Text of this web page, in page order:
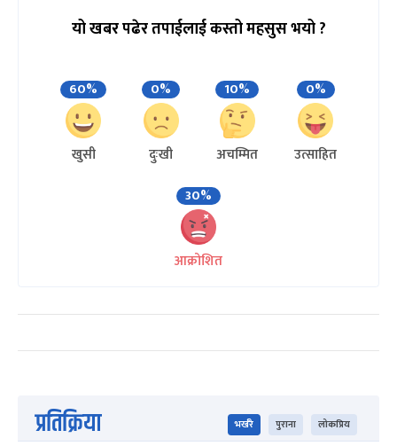
यो खबर पढेर तपाईलाई कस्तो महसुस भयो ?
60%
खुसी
0%
दुःखी
10%
अचम्मित
0%
उत्साहित
30%
आक्रोशित
प्रतिक्रिया भर्खरै पुराना लोकप्रिय